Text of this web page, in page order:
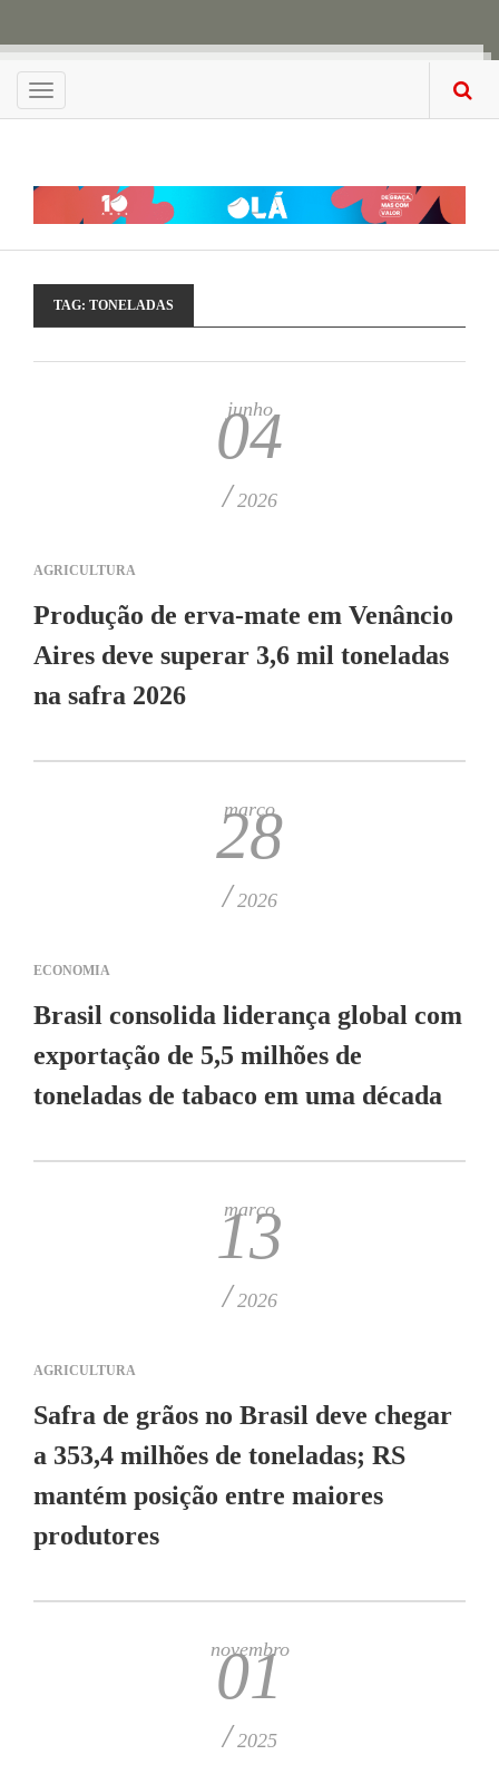
Menu
TAG: TONELADAS
junho
04
/ 2026
AGRICULTURA
Produção de erva-mate em Venâncio
Aires deve superar 3,6 mil toneladas
na safra 2026
março
28
/ 2026
ECONOMIA
Brasil consolida liderança global com
exportação de 5,5 milhões de
toneladas de tabaco em uma década
março
13
/ 2026
AGRICULTURA
Safra de grãos no Brasil deve chegar
a 353,4 milhões de toneladas; RS
mantém posição entre maiores
produtores
novembro
01
/ 2025